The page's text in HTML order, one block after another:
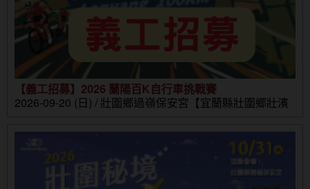
【義工招募】2026 蘭陽百K自行車挑戰賽
2026-09-20 (日) / 壯圍鄉過嶺保安宮【宜蘭縣壯圍鄉壯濱